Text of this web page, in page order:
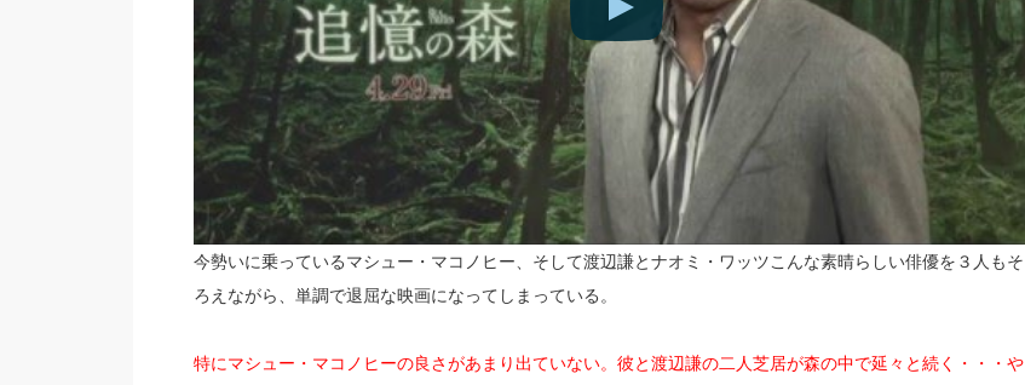
今勢いに乗っているマシュー・マコノヒー、そして渡辺謙とナオミ・ワッツこんな素晴らしい俳優を３人もそ
ろえながら、単調で退屈な映画になってしまっている。
特にマシュー・マコノヒーの良さがあまり出ていない。彼と渡辺謙の二人芝居が森の中で延々と続く・・・や